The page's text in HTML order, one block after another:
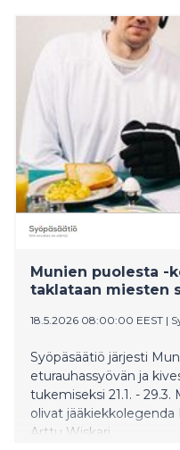
Munien puolesta -
taklataan miesten
18.5.2026 08:00:00 EEST |
Syöpäsäätiö järjesti
eturauhassyövän ja
tukemiseksi 21.1. -
olivat jääkiekkolegenda
Arttu Wiskari.